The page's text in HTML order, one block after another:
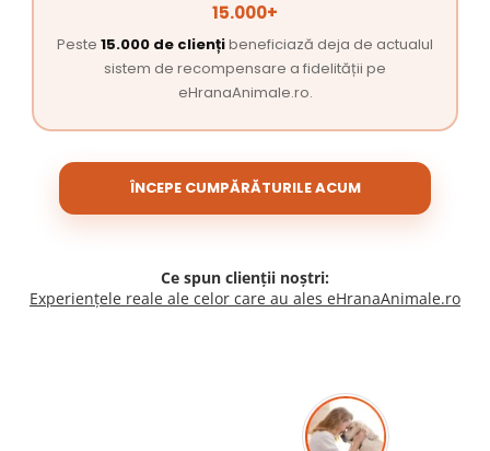
15.000+
Peste 15.000 de cliențibeneficiază deja de actualul
sistem de recompensare a fidelității pe
eHranaAnimale.ro.
ÎNCEPE CUMPĂRĂTURILE ACUM
Ce spun clienții noștri:
Experiențele reale ale celor care au ales eHranaAnimale.ro